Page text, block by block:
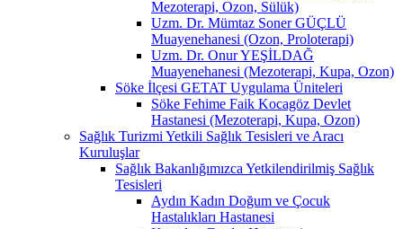
Mezoterapi, Ozon, Sülük)
Uzm. Dr. Mümtaz Soner GÜÇLÜ
Muayenehanesi (Ozon, Proloterapi)
Uzm. Dr. Onur YEŞİLDAĞ
Muayenehanesi (Mezoterapi, Kupa, Ozon)
Söke İlçesi GETAT Uygulama Üniteleri
Söke Fehime Faik Kocagöz Devlet
Hastanesi (Mezoterapi, Kupa, Ozon)
Sağlık Turizmi Yetkili Sağlık Tesisleri ve Aracı
Kuruluşlar
Sağlık Bakanlığımızca Yetkilendirilmiş Sağlık
Tesisleri
Aydın Kadın Doğum ve Çocuk
Hastalıkları Hastanesi